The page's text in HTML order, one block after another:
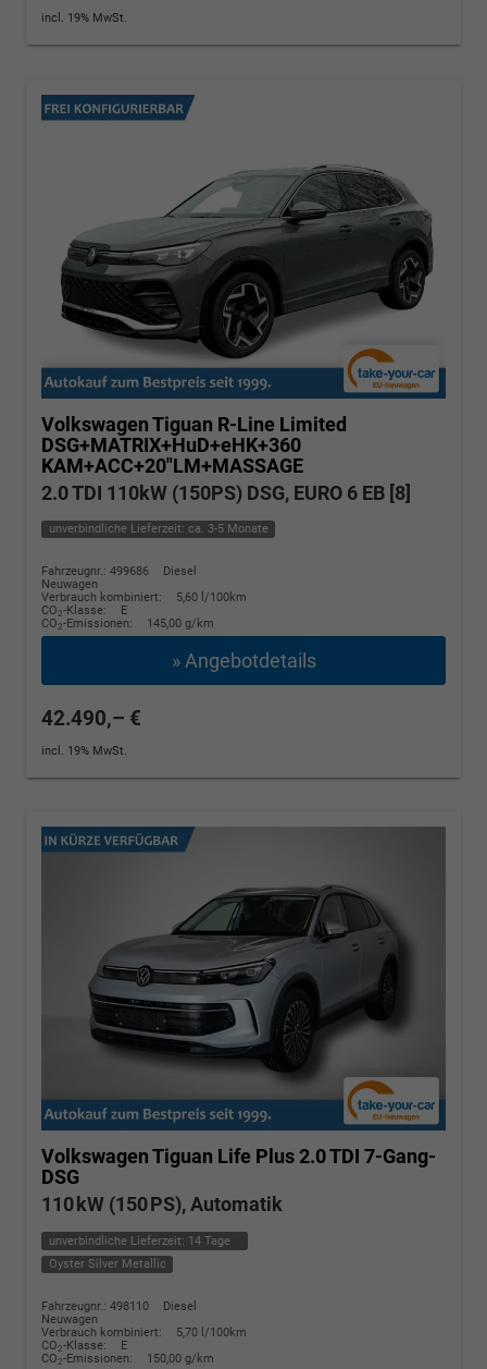
incl. 19% MwSt.
Volkswagen Tiguan R-Line Limited
DSG+MATRIX+HuD+eHK+360
KAM+ACC+20"LM+MASSAGE
2.0 TDI 110kW (150PS) DSG, EURO 6 EB [8]
unverbindliche Lieferzeit: ca. 3-5 Monate
Fahrzeugnr.: 499686
Diesel
Neuwagen
Verbrauch kombiniert:
5,60 l/100km
CO2-Klasse:
E
CO2-Emissionen: 145,00 g/km
» Angebotdetails
42.490,– €
incl. 19% MwSt.
Volkswagen Tiguan Life Plus 2.0 TDI 7-Gang-
DSG
110 kW (150 PS), Automatik
unverbindliche Lieferzeit: 14 Tage
Oyster Silver Metallic
Fahrzeugnr.: 498110
Diesel
Neuwagen
Verbrauch kombiniert:
5,70 l/100km
CO2-Klasse:
E
CO2-Emissionen: 150,00 g/km